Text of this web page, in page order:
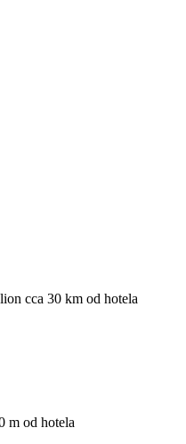
cca 30 km od hotela
m od hotela